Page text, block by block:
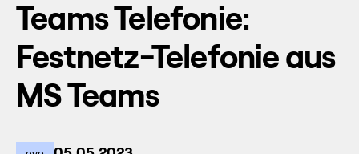
Teams Telefonie:
Festnetz-Telefonie aus
MS Teams